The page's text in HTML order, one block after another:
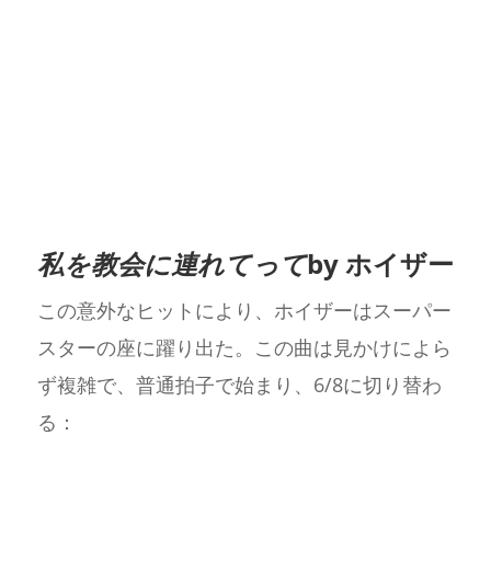
私を教会に連れてってby ホイザー
この意外なヒットにより、ホイザーはスーパー
スターの座に躍り出た。この曲は見かけによら
ず複雑で、普通拍子で始まり、6/8に切り替わ
る：